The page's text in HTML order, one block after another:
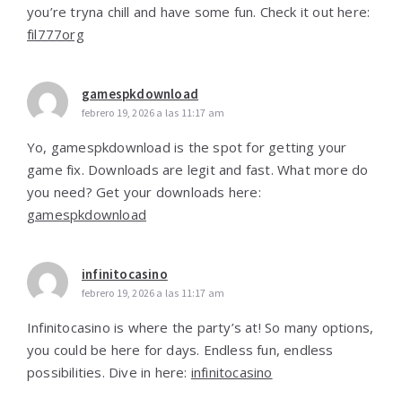
you’re tryna chill and have some fun. Check it out here:
fil777org
gamespkdownload
febrero 19, 2026 a las 11:17 am
Yo, gamespkdownload is the spot for getting your
game fix. Downloads are legit and fast. What more do
you need? Get your downloads here:
gamespkdownload
infinitocasino
febrero 19, 2026 a las 11:17 am
Infinitocasino is where the party’s at! So many options,
you could be here for days. Endless fun, endless
possibilities. Dive in here: infinitocasino